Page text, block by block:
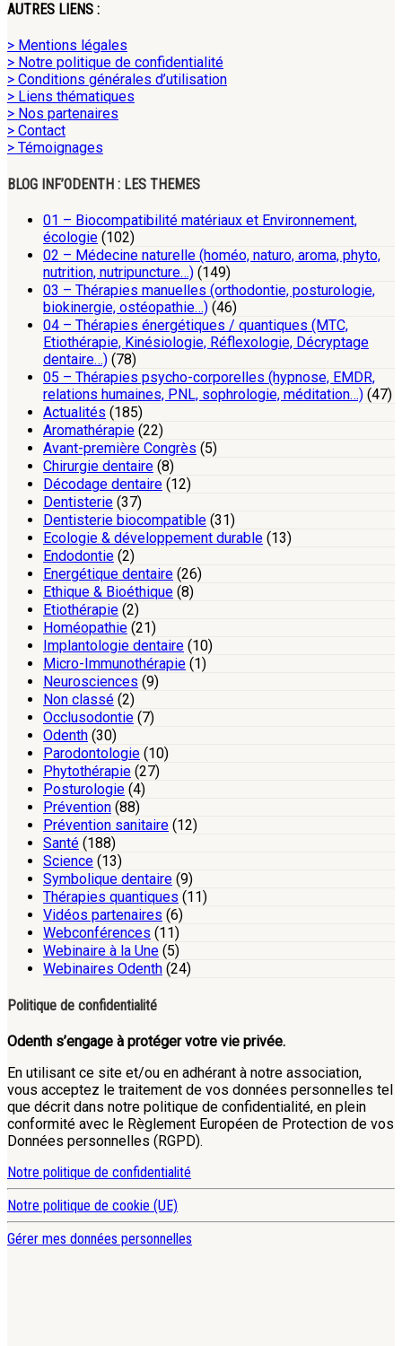
AUTRES LIENS :
> Mentions légales
> Notre politique de confidentialité
> Conditions générales d’utilisation
> Liens thématiques
> Nos partenaires
> Contact
> Témoignages
BLOG INF’ODENTH : LES THEMES
01 – Biocompatibilité matériaux et Environnement,
écologie (102)
02 – Médecine naturelle (homéo, naturo, aroma, phyto,
nutrition, nutripuncture…) (149)
03 – Thérapies manuelles (orthodontie, posturologie,
biokinergie, ostéopathie…) (46)
04 – Thérapies énergétiques / quantiques (MTC,
Etiothérapie, Kinésiologie, Réflexologie, Décryptage
dentaire…) (78)
05 – Thérapies psycho-corporelles (hypnose, EMDR,
relations humaines, PNL, sophrologie, méditation…) (47)
Actualités (185)
Aromathérapie (22)
Avant-première Congrès (5)
Chirurgie dentaire (8)
Décodage dentaire (12)
Dentisterie (37)
Dentisterie biocompatible (31)
Ecologie & développement durable (13)
Endodontie (2)
Energétique dentaire (26)
Ethique & Bioéthique (8)
Etiothérapie (2)
Homéopathie (21)
Implantologie dentaire (10)
Micro-Immunothérapie (1)
Neurosciences (9)
Non classé (2)
Occlusodontie (7)
Odenth (30)
Parodontologie (10)
Phytothérapie (27)
Posturologie (4)
Prévention (88)
Prévention sanitaire (12)
Santé (188)
Science (13)
Symbolique dentaire (9)
Thérapies quantiques (11)
Vidéos partenaires (6)
Webconférences (11)
Webinaire à la Une (5)
Webinaires Odenth (24)
Politique de confidentialité
Odenth s’engage à protéger votre vie privée.
En utilisant ce site et/ou en adhérant à notre association,
vous acceptez le traitement de vos données personnelles tel
que décrit dans notre politique de confidentialité, en plein
conformité avec le Règlement Européen de Protection de vos
Données personnelles (RGPD).
Notre politique de confidentialité
Notre politique de cookie (UE)
Gérer mes données personnelles